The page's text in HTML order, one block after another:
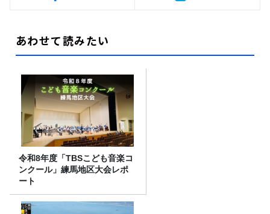
あわせて読みたい
令和8年度「TBSこども音楽コ
ンクール」練馬地区大会レポ
ート